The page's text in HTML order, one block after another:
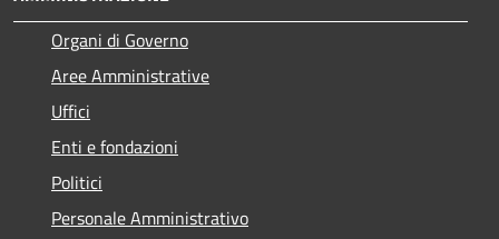
Organi di Governo
Aree Amministrative
Uffici
Enti e fondazioni
Politici
Personale Amministrativo